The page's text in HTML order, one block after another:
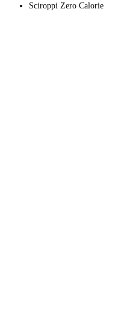
Sciroppi Zero Calorie